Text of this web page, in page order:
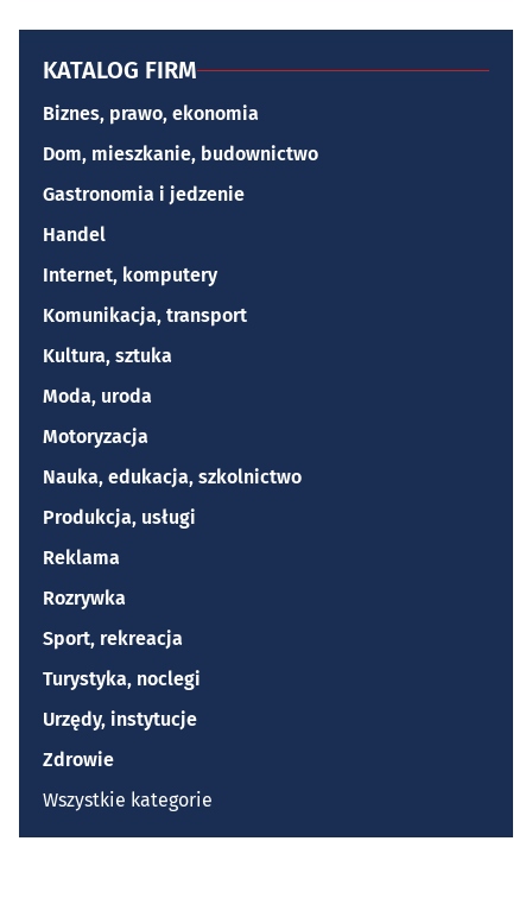
KATALOG FIRM
Biznes, prawo, ekonomia
Dom, mieszkanie, budownictwo
Gastronomia i jedzenie
Handel
Internet, komputery
Komunikacja, transport
Kultura, sztuka
Moda, uroda
Motoryzacja
Nauka, edukacja, szkolnictwo
Produkcja, usługi
Reklama
Rozrywka
Sport, rekreacja
Turystyka, noclegi
Urzędy, instytucje
Zdrowie
Wszystkie kategorie